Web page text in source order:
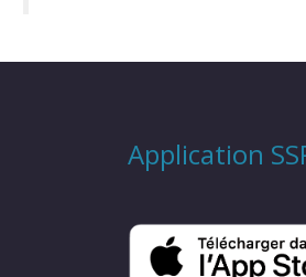
Application